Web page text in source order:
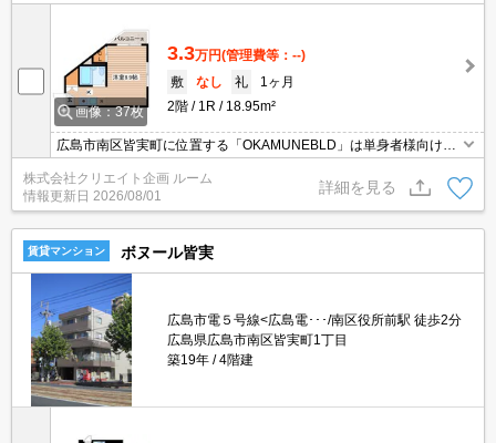
画像：37枚
3.3万円(管理費等：--)
敷
なし 礼
1ヶ月
2階
1R 18.95m²
広島市南区皆実町に位置する「OKAMUNEBLD」は単身者様向けマ
１Rにデザインされたお部屋は、お部屋とコンロ設置可キッチンと
のメリハリがついています。 ぜひ「OKAMUNEBLD」で新生活を始
めてはどうでしょう。
株式会社クリエイト企画 ルーム
情報更新日 2026/08/01
詳細を見る
賃貸マンション ボヌール皆実
広島市電５号線<広島電･･･/南区役所前駅 徒歩2分
広島県広島市南区皆実町1丁目
築19年
4階建